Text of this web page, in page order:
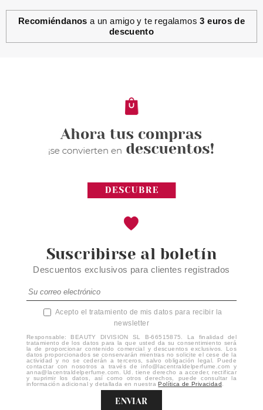
Recomiéndanos a un amigo y te regalamos3 euros de
descuento
Suscribirse al boletín
Descuentos exclusivos para clientes registrados
Acepto el tratamiento de mis datos para recibir la
newsletter
Responsable: BEAUTY DIVISION SL B-66515875. La finalidad del
tratamiento de los datos para la que usted da su consentimiento será
la de proporcionar contenido comercial y descuentos exclusivos. Los
datos proporcionados se conservarán mientras no solicite el cese de la
actividad y no se cederán a terceros, salvo obligación legal. Puede
contactar con nosotros a través de info@lacentraldelperfume.com y
anna@lacentraldelperfume.com. Ud. tiene derecho a acceder, rectificar
y suprimir los datos, así como otros derechos, puede consultar la
información adicional y detallada en nuestraPolítica de Privacidad
ENVIAR